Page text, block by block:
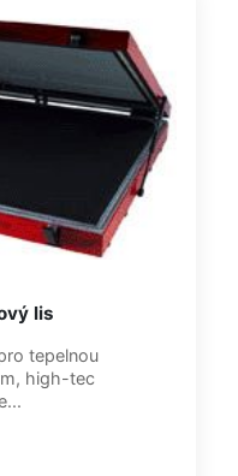
lis
tepelnou
high-tec